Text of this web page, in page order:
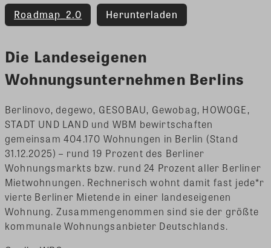
Roadmap_2.0
Herunterladen
Die Landeseigenen
Wohnungsunternehmen Berlins
Berlinovo, degewo, GESOBAU, Gewobag, HOWOGE,
STADT UND LAND und WBM bewirtschaften
gemeinsam 404.170 Wohnungen in Berlin (Stand
31.12.2025) – rund 19 Prozent des Berliner
Wohnungsmarkts bzw. rund 24 Prozent aller Berliner
Mietwohnungen. Rechnerisch wohnt damit fast jede*r
vierte Berliner Mietende in einer landeseigenen
Wohnung. Zusammengenommen sind sie der größte
kommunale Wohnungsanbieter Deutschlands.